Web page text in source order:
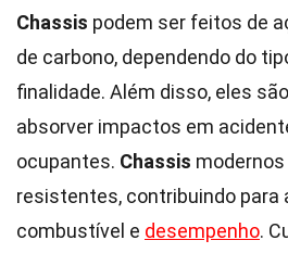
Chassis podem ser feitos de
de carbono, dependendo do
finalidade. Além disso, eles
absorver impactos em
ocupantes. Chassis
resistentes, contribuindo para
combustível e desempenho.